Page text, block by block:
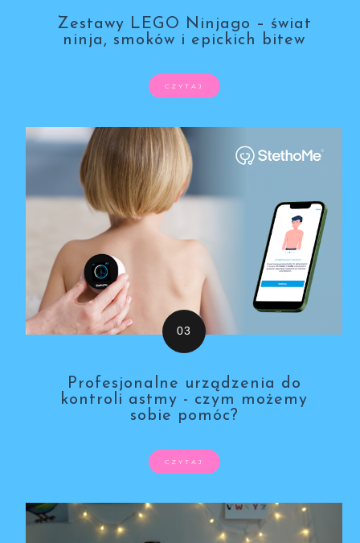
Zestawy LEGO Ninjago – świat
ninja, smoków i epickich bitew
CZYTAJ
Profesjonalne urządzenia do
kontroli astmy - czym możemy
sobie pomóc?
CZYTAJ